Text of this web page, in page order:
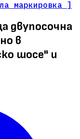
маркировка ]
двупосочна
в
шосе" и